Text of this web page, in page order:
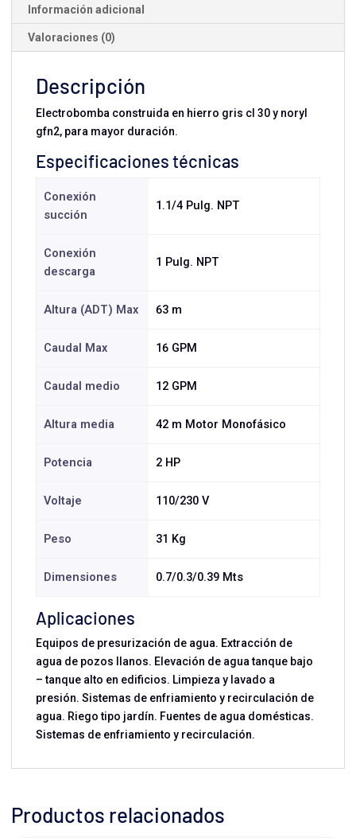
Información adicional
Valoraciones (0)
Descripción
Electrobomba construida en hierro gris cl 30 y noryl
gfn2, para mayor duración.
Especificaciones técnicas
Conexión
succión
1.1/4 Pulg. NPT
Conexión
descarga
1 Pulg. NPT
Altura (ADT) Max 63 m
Caudal Max 16 GPM
Caudal medio 12 GPM
Altura media 42 m Motor Monofásico
Potencia 2 HP
Voltaje 110/230 V
Peso 31 Kg
Dimensiones 0.7/0.3/0.39 Mts
Aplicaciones
Equipos de presurización de agua. Extracción de
agua de pozos llanos. Elevación de agua tanque bajo
– tanque alto en edificios. Limpieza y lavado a
presión. Sistemas de enfriamiento y recirculación de
agua. Riego tipo jardín. Fuentes de agua domésticas.
Sistemas de enfriamiento y recirculación.
Productos relacionados